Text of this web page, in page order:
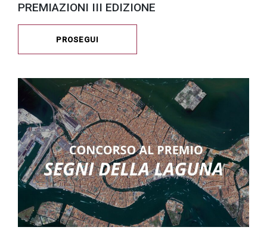
PREMIAZIONI III EDIZIONE
PROSEGUI